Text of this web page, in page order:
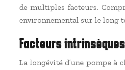
de multiples facteurs.
environnemental sur le long
Facteurs
La longévité d’une pompe à